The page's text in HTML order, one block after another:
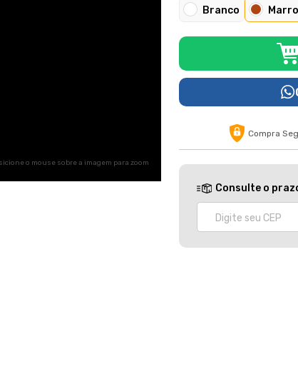
o mouse sobre a imagem para zoom
Branco
Compra
Consulte o